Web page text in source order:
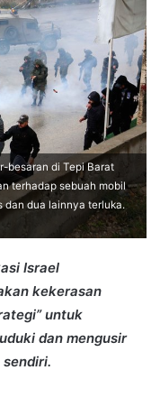
besaran di Tepi Barat
terhadap sebuah mobil
dan dua lainnya terluka.
Israel
kekerasan
untuk
dan mengusir